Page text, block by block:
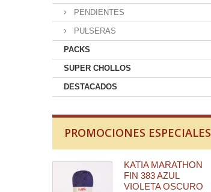
PENDIENTES
PULSERAS
PACKS
SUPER CHOLLOS
DESTACADOS
PROMOCIONES ESPECIALES
KATIA MARATHON
FIN 383 AZUL
VIOLETA OSCURO